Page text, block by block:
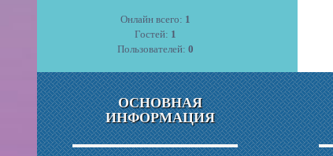
Онлайн всего: 1
Гостей: 1
Пользователей: 0
ОСНОВНАЯ
ИНФОРМАЦИЯ